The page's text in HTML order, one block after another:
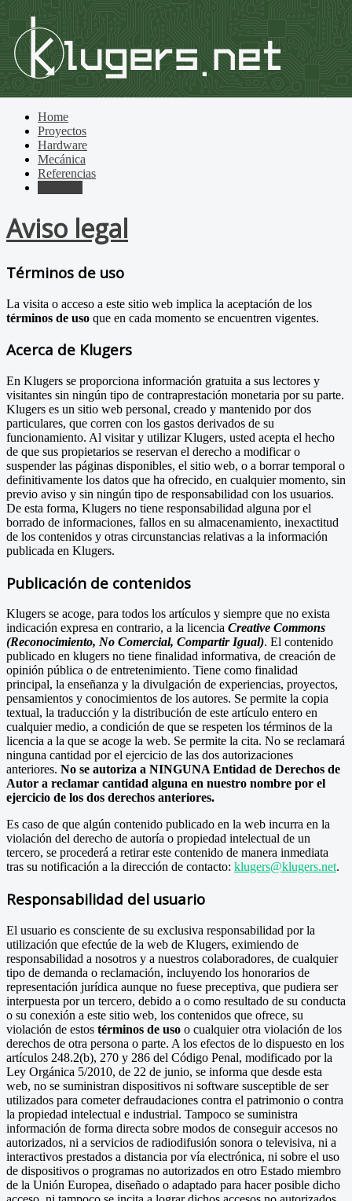
Home
Proyectos
Hardware
Mecánica
Referencias
Aviso legal
Términos de uso
La visita o acceso a este sitio web implica la aceptación de los
términos de uso que en cada momento se encuentren vigentes.
Acerca de Klugers
En Klugers se proporciona información gratuita a sus lectores y
visitantes sin ningún tipo de contraprestación monetaria por su parte.
Klugers es un sitio web personal, creado y mantenido por dos
particulares, que corren con los gastos derivados de su
funcionamiento. Al visitar y utilizar Klugers, usted acepta el hecho
de que sus propietarios se reservan el derecho a modificar o
suspender las páginas disponibles, el sitio web, o a borrar temporal o
definitivamente los datos que ha ofrecido, en cualquier momento, sin
previo aviso y sin ningún tipo de responsabilidad con los usuarios.
De esta forma, Klugers no tiene responsabilidad alguna por el
borrado de informaciones, fallos en su almacenamiento, inexactitud
de los contenidos y otras circunstancias relativas a la información
publicada en Klugers.
Publicación de contenidos
Klugers se acoge, para todos los artículos y siempre que no exista
indicación expresa en contrario, a la licencia Creative Commons
(Reconocimiento, No Comercial, Compartir Igual). El contenido
publicado en klugers no tiene finalidad informativa, de creación de
opinión pública o de entretenimiento. Tiene como finalidad
principal, la enseñanza y la divulgación de experiencias, proyectos,
pensamientos y conocimientos de los autores. Se permite la copia
textual, la traducción y la distribución de este artículo entero en
cualquier medio, a condición de que se respeten los términos de la
licencia a la que se acoge la web. Se permite la cita. No se reclamará
ninguna cantidad por el ejercicio de las dos autorizaciones
anteriores. No se autoriza a NINGUNA Entidad de Derechos de
Autor a reclamar cantidad alguna en nuestro nombre por el
ejercicio de los dos derechos anteriores.
Es caso de que algún contenido publicado en la web incurra en la
violación del derecho de autoría o propiedad intelectual de un
tercero, se procederá a retirar este contenido de manera inmediata
tras su notificación a la dirección de contacto: klugers@klugers.net.
Responsabilidad del usuario
El usuario es consciente de su exclusiva responsabilidad por la
utilización que efectúe de la web de Klugers, eximiendo de
responsabilidad a nosotros y a nuestros colaboradores, de cualquier
tipo de demanda o reclamación, incluyendo los honorarios de
representación jurídica aunque no fuese preceptiva, que pudiera ser
interpuesta por un tercero, debido a o como resultado de su conducta
o su conexión a este sitio web, los contenidos que ofrece, su
violación de estos términos de uso o cualquier otra violación de los
derechos de otra persona o parte. A los efectos de lo dispuesto en los
artículos 248.2(b), 270 y 286 del Código Penal, modificado por la
Ley Orgánica 5/2010, de 22 de junio, se informa que desde esta
web, no se suministran dispositivos ni software susceptible de ser
utilizados para cometer defraudaciones contra el patrimonio o contra
la propiedad intelectual e industrial. Tampoco se suministra
información de forma directa sobre modos de conseguir accesos no
autorizados, ni a servicios de radiodifusión sonora o televisiva, ni a
interactivos prestados a distancia por vía electrónica, ni sobre el uso
de dispositivos o programas no autorizados en otro Estado miembro
de la Unión Europea, diseñado o adaptado para hacer posible dicho